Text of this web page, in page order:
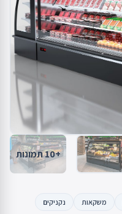
+10 תמונות
משקאות
נקניקים